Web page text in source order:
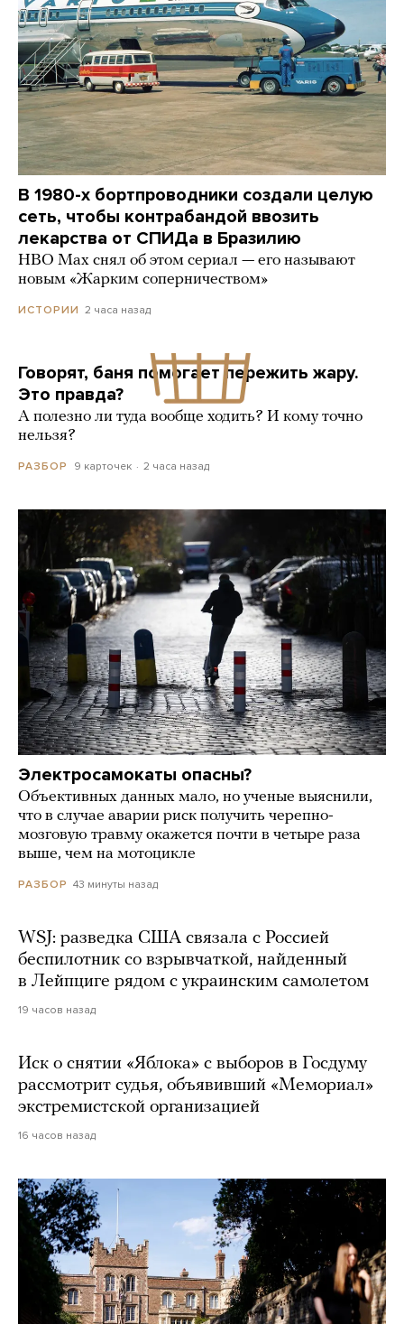
В 1980-х бортпроводники создали целую
сеть, чтобы контрабандой ввозить
лекарства от СПИДа в Бразилию
HBO Max снял об этом сериал — его называют
новым «Жарким соперничеством»
ИСТОРИИ 2 часа назад
Говорят, баня помогает пережить жару.
Это правда?
А полезно ли туда вообще ходить? И кому точно
нельзя?
РАЗБОР 9 карточек 2 часа назад
Электросамокаты опасны?
Объективных данных мало, но ученые выяснили,
что в случае аварии риск получить черепно-
мозговую травму окажется почти в четыре раза
выше, чем на мотоцикле
РАЗБОР 43 минуты назад
WSJ: разведка США связала с Россией
беспилотник со взрывчаткой, найденный
в Лейпциге рядом с украинским самолетом
19 часов назад
Иск о снятии «Яблока» с выборов в Госдуму
рассмотрит судья, объявивший «Мемориал»
экстремистской организацией
16 часов назад